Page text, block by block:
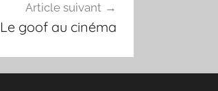
Article suivant
Le goof au cinéma